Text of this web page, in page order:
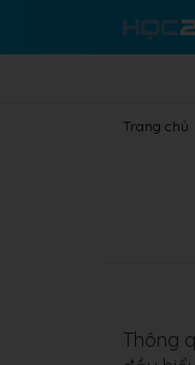
Trang chủ
Thông